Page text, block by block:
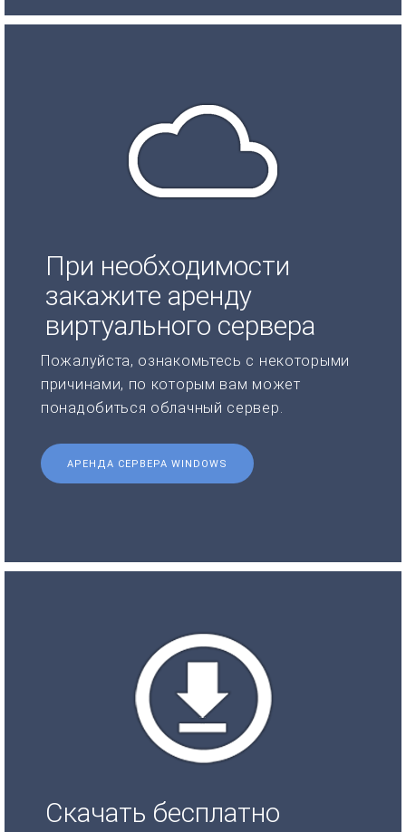
При необходимости
закажите аренду
виртуального сервера
Пожалуйста, ознакомьтесь с некоторыми
причинами, по которым вам может
понадобиться облачный сервер.
АРЕНДА СЕРВЕРА WINDOWS
Скачать бесплатно